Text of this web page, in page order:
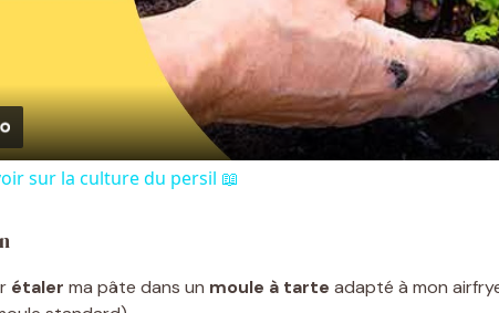
l
a
y
i
sur la culture du persil 📖
étaler ma pâte dans un moule à tarte adapté à mon